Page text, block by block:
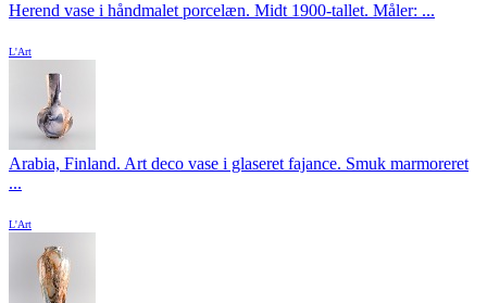
Herend vase i håndmalet porcelæn. Midt 1900-tallet. Måler: ...
L'Art
Arabia, Finland. Art deco vase i glaseret fajance. Smuk marmoreret
...
L'Art